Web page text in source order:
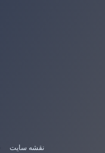
نقشه سایت